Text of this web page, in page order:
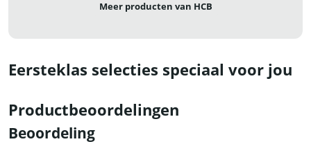
Meer producten van HCB
Eersteklas selecties speciaal voor jou
Productbeoordelingen
Beoordeling